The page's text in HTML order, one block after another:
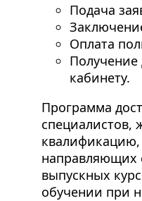
Подача
Оплата
Получение
кабинету.
Программа
квалификацию,
направляющих
выпускных
обучении при